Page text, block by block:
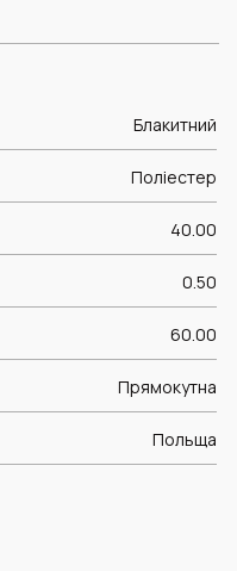
Блакитний
Поліестер
40.00
0.50
60.00
Прямокутна
Польща